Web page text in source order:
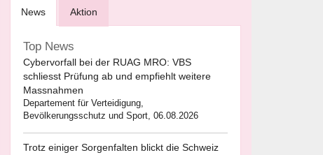
News Aktion
Top News
Cybervorfall bei der RUAG MRO: VBS
schliesst Prüfung ab und empfiehlt weitere
Massnahmen
Departement für Verteidigung,
Bevölkerungsschutz und Sport, 06.08.2026
Trotz einiger Sorgenfalten blickt die Schweiz